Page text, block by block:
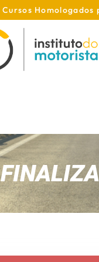
Cursos